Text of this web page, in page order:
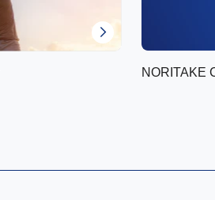
NORITAKE